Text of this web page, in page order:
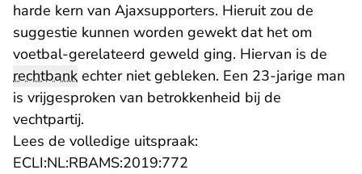
harde kern van Ajaxsupporters. Hieruit zou de
suggestie kunnen worden gewekt dat het om
voetbal-gerelateerd geweld ging. Hiervan is de
rechtbank echter niet gebleken. Een 23-jarige man
is vrijgesproken van betrokkenheid bij de
vechtpartij.
Lees de volledige uitspraak:
ECLI:NL:RBAMS:2019:772